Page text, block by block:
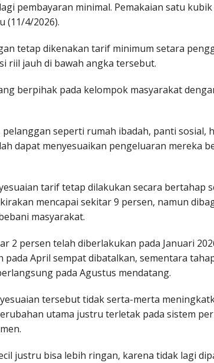
pembayaran minimal. Pemakaian satu
(11/4/2026).
tetap dikenakan tarif minimum setara
riil jauh di bawah angka tersebut.
berpihak pada kelompok masyarakat
seperti rumah ibadah, panti sosial,
dapat menyesuaikan pengeluaran mereka
tarif tetap dilakukan secara bertahap
mencapai sekitar 9 persen, namun
masyarakat.
2 persen telah diberlakukan pada Januari
pada April sempat dibatalkan, sementara
pada Agustus mendatang.
tersebut tidak serta-merta
utama justru terletak pada sistem
justru bisa lebih ringan, karena tidak lagi